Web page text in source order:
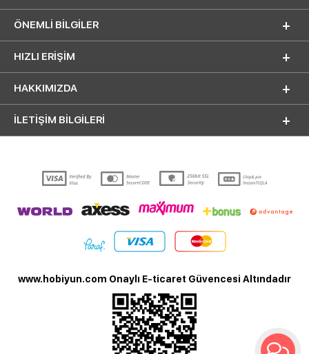
ÖNEMLI BILGILER
HIZLI ERIŞIM
HAKKIMIZDA
İLETİŞİM BİLGİLERİ
www.hobiyun.com Onaylı E-ticaret Güvencesi Altındadır